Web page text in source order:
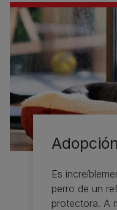
Adopción
Es
perro de un
protectora. A